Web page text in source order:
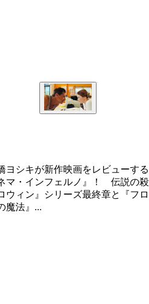
』© 2021 RED ROCKET
ALL RIGHTS RESERVED.
ヨシキが新作映画をレビューする
マ・インフェルノ』！ 伝説の殺
ウィン』シリーズ最終章と『フロ
魔法』...